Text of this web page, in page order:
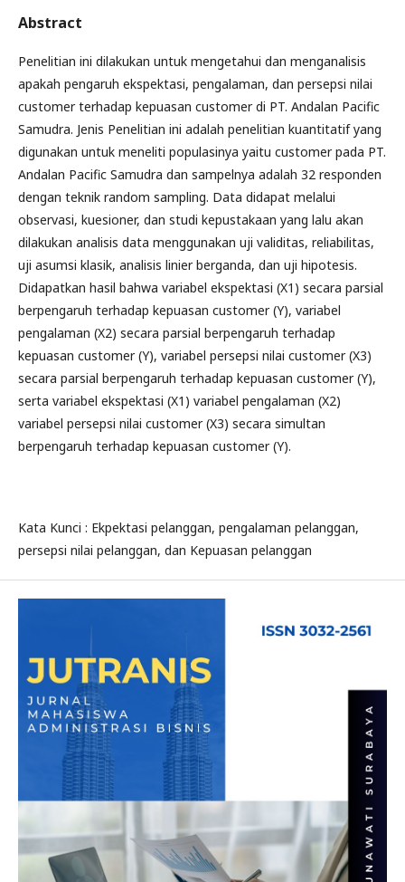
Abstract
Penelitian ini dilakukan untuk mengetahui dan menganalisis
apakah pengaruh ekspektasi, pengalaman, dan persepsi nilai
customer terhadap kepuasan customer di PT. Andalan Pacific
Samudra. Jenis Penelitian ini adalah penelitian kuantitatif yang
digunakan untuk meneliti populasinya yaitu customer pada PT.
Andalan Pacific Samudra dan sampelnya adalah 32 responden
dengan teknik random sampling. Data didapat melalui
observasi, kuesioner, dan studi kepustakaan yang lalu akan
dilakukan analisis data menggunakan uji validitas, reliabilitas,
uji asumsi klasik, analisis linier berganda, dan uji hipotesis.
Didapatkan hasil bahwa variabel ekspektasi (X1) secara parsial
berpengaruh terhadap kepuasan customer (Y), variabel
pengalaman (X2) secara parsial berpengaruh terhadap
kepuasan customer (Y), variabel persepsi nilai customer (X3)
secara parsial berpengaruh terhadap kepuasan customer (Y),
serta variabel ekspektasi (X1) variabel pengalaman (X2)
variabel persepsi nilai customer (X3) secara simultan
berpengaruh terhadap kepuasan customer (Y).
Kata Kunci : Ekpektasi pelanggan, pengalaman pelanggan,
persepsi nilai pelanggan, dan Kepuasan pelanggan